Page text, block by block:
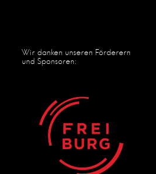
Wir danken unseren Förderern
und Sponsoren: